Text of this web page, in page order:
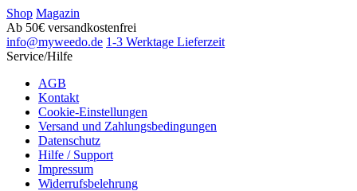
Shop Magazin
Ab 50€ versandkostenfrei
info@myweedo.de 1-3 Werktage Lieferzeit
Service/Hilfe
AGB
Kontakt
Cookie-Einstellungen
Versand und Zahlungsbedingungen
Datenschutz
Hilfe / Support
Impressum
Widerrufsbelehrung